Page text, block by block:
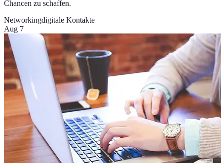
Chancen zu schaffen.
Networkingdigitale Kontakte
Aug 7